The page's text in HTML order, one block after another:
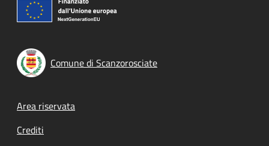
Comune di Scanzorosciate
Footer menu
Area riservata
Crediti